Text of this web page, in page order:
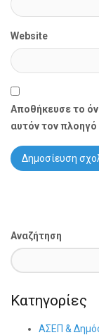
Website
Αποθήκευσε το
αυτόν τον
Αναζήτηση
Κατηγορίες
ΑΣΕΠ &